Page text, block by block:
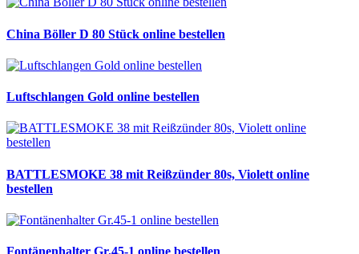
China Böller D 80 Stück online bestellen
Luftschlangen Gold online bestellen
BATTLESMOKE 38 mit Reißzünder 80s, Violett online
bestellen